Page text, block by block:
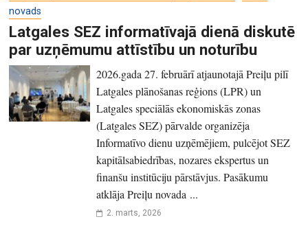
novads
Latgales SEZ informatīvajā dienā diskutē
par uzņēmumu attīstību un noturību
2026.gada 27. februārī atjaunotajā Preiļu pilī
Latgales plānošanas reģions (LPR) un
Latgales speciālās ekonomiskās zonas
(Latgales SEZ) pārvalde organizēja
Informatīvo dienu uzņēmējiem, pulcējot SEZ
kapitālsabiedrības, nozares ekspertus un
finanšu institūciju pārstāvjus. Pasākumu
atklāja Preiļu novada ...
2. marts, 2026